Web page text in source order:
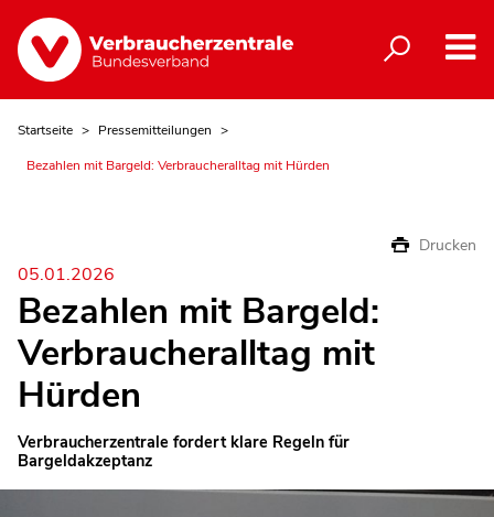
Startseite
Pressemitteilungen
Bezahlen mit Bargeld: Verbraucheralltag mit Hürden
Drucken
05.01.2026
Bezahlen mit Bargeld:
Verbraucheralltag mit
Hürden
Verbraucherzentrale fordert klare Regeln für
Bargeldakzeptanz